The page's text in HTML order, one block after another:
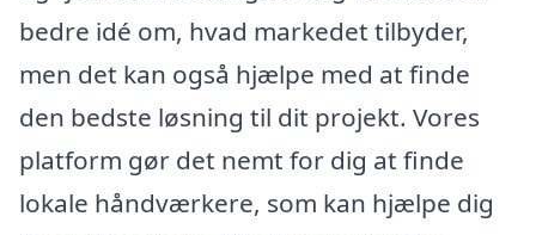
bedre idé om, hvad markedet tilbyder,
men det kan også hjælpe med at finde
den bedste løsning til dit projekt. Vores
platform gør det nemt for dig at finde
lokale håndværkere, som kan hjælpe dig